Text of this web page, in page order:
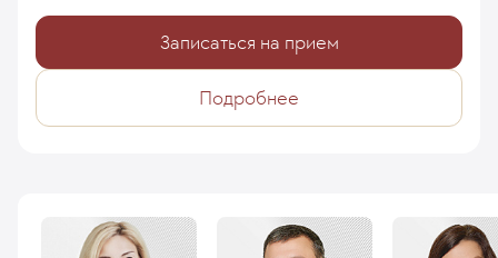
Записаться на прием
Подробнее